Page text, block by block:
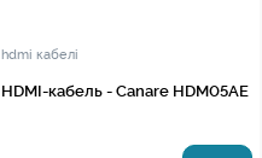
hdmi кабелі
HDMI-кабель - Canare HDM05AE